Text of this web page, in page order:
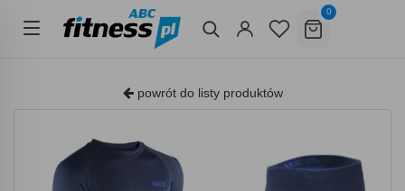
0
powrót do listy produktów